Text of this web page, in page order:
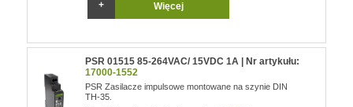
Więcej
PSR 01515 85-264VAC/ 15VDC 1A | Nr artykułu:
17000-1552
PSR Zasilacze impulsowe montowane na szynie DIN
TH-35.